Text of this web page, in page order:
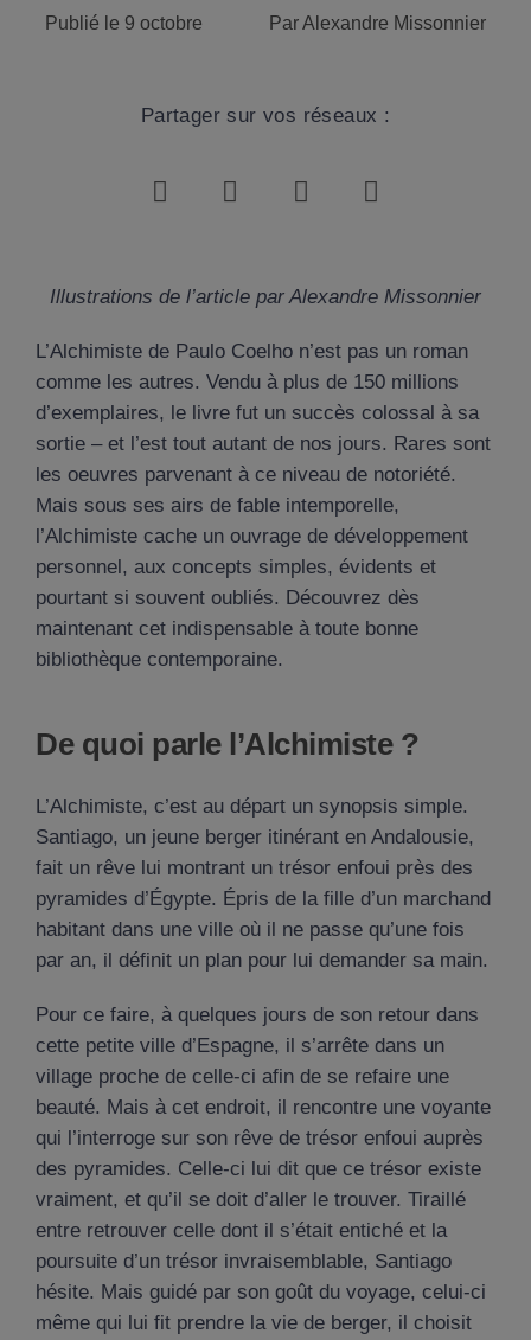
Publié le 9 octobre ParAlexandre Missonnier
Partager sur vos réseaux :
Illustrations de l’article par Alexandre Missonnier
L’Alchimiste de Paulo Coelho n’est pas un roman
comme les autres. Vendu à plus de 150 millions
d’exemplaires, le livre fut un succès colossal à sa
sortie – et l’est tout autant de nos jours. Rares sont
les oeuvres parvenant à ce niveau de notoriété.
Mais sous ses airs de fable intemporelle,
l’Alchimiste cache un ouvrage de développement
personnel, aux concepts simples, évidents et
pourtant si souvent oubliés. Découvrez dès
maintenant cet indispensable à toute bonne
bibliothèque contemporaine.
De quoi parle l’Alchimiste ?
L’Alchimiste, c’est au départ un synopsis simple.
Santiago, un jeune berger itinérant en Andalousie,
fait un rêve lui montrant un trésor enfoui près des
pyramides d’Égypte. Épris de la fille d’un marchand
habitant dans une ville où il ne passe qu’une fois
par an, il définit un plan pour lui demander sa main.
Pour ce faire, à quelques jours de son retour dans
cette petite ville d’Espagne, il s’arrête dans un
village proche de celle-ci afin de se refaire une
beauté. Mais à cet endroit, il rencontre une voyante
qui l’interroge sur son rêve de trésor enfoui auprès
des pyramides. Celle-ci lui dit que ce trésor existe
vraiment, et qu’il se doit d’aller le trouver. Tiraillé
entre retrouver celle dont il s’était entiché et la
poursuite d’un trésor invraisemblable, Santiago
hésite. Mais guidé par son goût du voyage, celui-ci
même qui lui fit prendre la vie de berger, il choisit